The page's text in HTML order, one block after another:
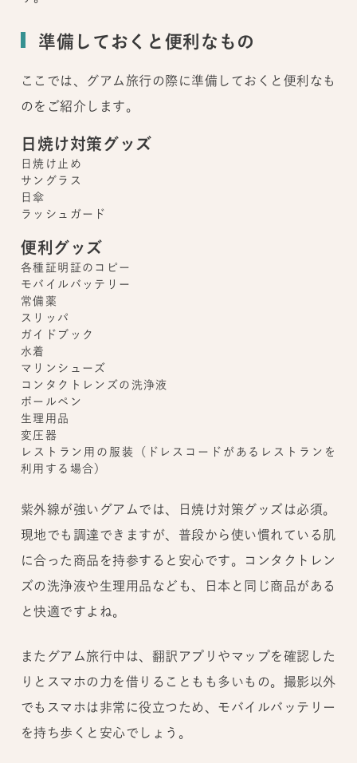
準備しておくと便利なもの
ここでは、グアム旅行の際に準備しておくと便利なも
のをご紹介します。
日焼け対策グッズ
日焼け止め
サングラス
日傘
ラッシュガード
便利グッズ
各種証明証のコピー
モバイルバッテリー
常備薬
スリッパ
ガイドブック
水着
マリンシューズ
コンタクトレンズの洗浄液
ボールペン
生理用品
変圧器
レストラン用の服装（ドレスコードがあるレストランを
利用する場合）
紫外線が強いグアムでは、日焼け対策グッズは必須。
現地でも調達できますが、普段から使い慣れている肌
に合った商品を持参すると安心です。コンタクトレン
ズの洗浄液や生理用品なども、日本と同じ商品がある
と快適ですよね。
またグアム旅行中は、翻訳アプリやマップを確認した
りとスマホの力を借りることもも多いもの。撮影以外
でもスマホは非常に役立つため、モバイルバッテリー
を持ち歩くと安心でしょう。